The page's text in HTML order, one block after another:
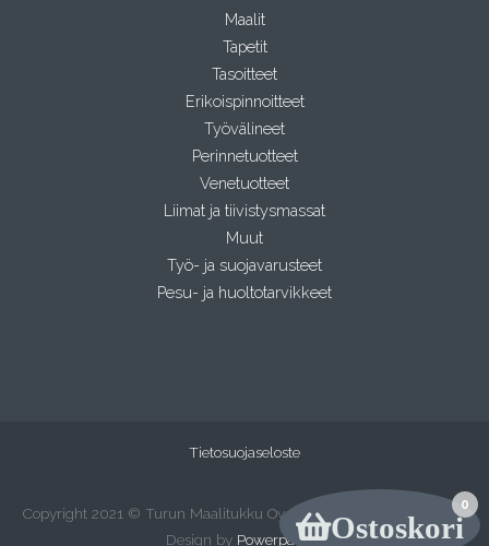
Ostoskori
0
Maalit
Tapetit
Tasoitteet
Erikoispinnoitteet
Työvälineet
Perinnetuotteet
Venetuotteet
Liimat ja tiivistysmassat
Muut
Työ- ja suojavarusteet
Pesu- ja huoltotarvikkeet
Tietosuojaseloste
Copyright 2021 © Turun Maalitukku Oy. Kaikki oikeudet pidätetään.
Design by Powerpanda.